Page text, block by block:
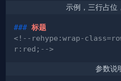
示例，三行占位
### 标题
<!--rehype:wrap-
r:red;-->
参数说